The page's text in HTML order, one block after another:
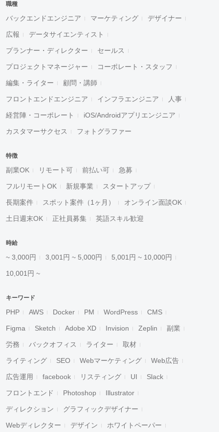
職種
バックエンドエンジニア マーケティング デザイナー
広報 データサイエンティスト
プランナー・ディレクター セールス
プロジェクトマネージャー コーポレート・スタッフ
編集・ライター 顧問・講師
フロントエンドエンジニア インフラエンジニア 人事
経営陣・コーポレート iOS/Androidアプリエンジニア
カスタマーサクセス フォトグラファー
特徴
副業OK リモート可 前払い可 急募
フルリモートOK 新規事業 スタートアップ
長期案件 スポット案件（1ヶ月） オンライン面談OK
土日週末OK 正社員募集 英語スキル歓迎
時給
~ 3,000円 3,001円 ~ 5,000円 5,001円 ~ 10,000円
10,001円 ~
キーワード
PHP AWS Docker PM WordPress CMS
Figma Sketch Adobe XD Invision Zeplin 副業
労務 バックオフィス ライター 取材
ライティング SEO Webマーケティング Web広告
広告運用 facebook リスティング UI Slack
フロントエンド Photoshop Illustrator
ディレクション グラフィックデザイナー
Webディレクター デザイン ホワイトペーパー